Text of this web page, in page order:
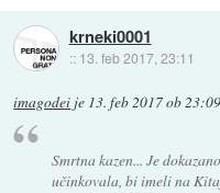
krneki0001
:: 13. feb 2017, 23:11
imagodei je 13. feb 2017 ob 23:09
Smrtna kazen... Je
učinkovala, bi imeli na